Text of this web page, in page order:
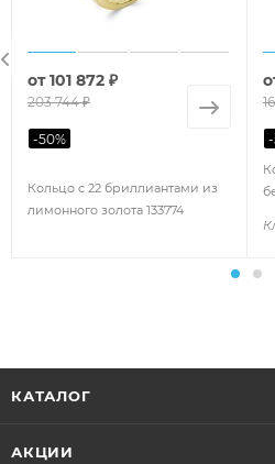
Кольцо с 22 бриллиантами из
лимонного золота 133774
от101 872 ₽
203 744 ₽
-50% -
КАТАЛОГ
АКЦИИ